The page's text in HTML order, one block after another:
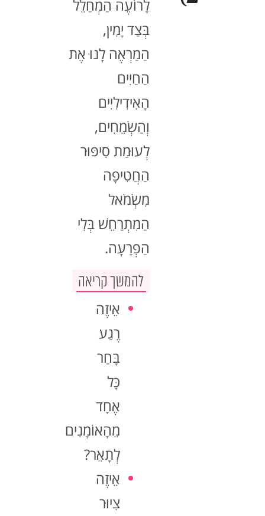
לָרוֹעֶה הַמְחַלֵל
בְּצַד יָמִין,
הַמַרְאֶה לָנוּ אֶת
הַחַיִים
הָאִידִילִיִים
וְהַשְׂמֵחִים,
לְעוּמַת סִיפּוּר
הַחֲטִיפָה
מִשְׂמֹאל
הַמִתְרַחֵשׁ בְּלִי
הַפְרָעָה.
להמשך קריאה
אֵיזֶה
רֶגַע
בָּחַר
כָּל
אֶחָד
מֵהָאוֹמָנִים
לְתָאֵר?
אֵיזֶה
צִיוּר